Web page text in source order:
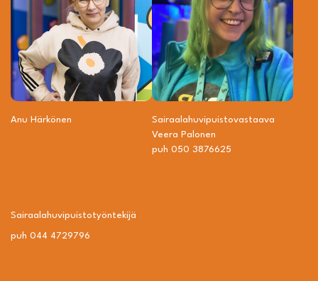
Anu Härkönen
Sairaalahuvipuisto­vastaava
Veera Palonen
puh 050 3876625
Sairaalahuvipuisto­työntekijä
puh 044 4729796